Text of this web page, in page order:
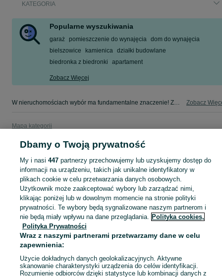
KATEGORIA
Popularne wyszukiwania
garaż pomieszczenie do wynajęcia dom do wynajęcia
bielszowice
kamienica działki budowlane
biedronka z biedronki
apartament
Zobacz Więcej
W nieruchomościach wybór ma fundamentalne znaczenie! Znajdź wymarzony lokal w kategorii Nieruchomości na OLX - Ruda Śląska i okolice! Zobacz
Mapa kategorii
Mapa ministron
Popularne wyszukiwania
Dbamy o Twoją prywatność
My i nasi 447partnerzy przechowujemy lub uzyskujemy dostęp do
informacji na urządzeniu, takich jak unikalne identyfikatory w
plikach cookie w celu przetwarzania danych osobowych.
Użytkownik może zaakceptować wybory lub zarządzać nimi,
klikając poniżej lub w dowolnym momencie na stronie polityki
prywatności. Te wybory będą sygnalizowane naszym partnerom i
nie będą miały wpływu na dane przeglądania. Polityka cookies,
Polityka Prywatności
Wraz z naszymi partnerami przetwarzamy dane w celu
zapewnienia:
Użycie dokładnych danych geolokalizacyjnych. Aktywne
skanowanie charakterystyki urządzenia do celów identyfikacji.
Rozumienie odbiorców dzięki statystyce lub kombinacji danych z